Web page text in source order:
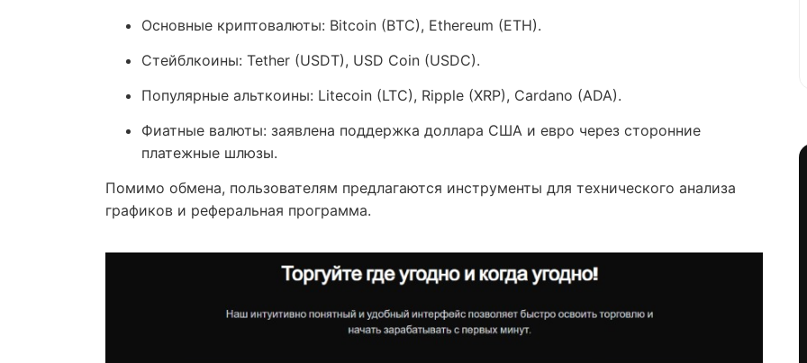
Основные криптовалюты: Bitcoin (BTC), Ethereum (ETH).
Стейблкоины: Tether (USDT), USD Coin (USDC).
Популярные альткоины: Litecoin (LTC), Ripple (XRP), Cardano (ADA).
Фиатные валюты: заявлена поддержка доллара США и евро через сторонние
платежные шлюзы.
Помимо обмена, пользователям предлагаются инструменты для технического анализа
графиков и реферальная программа.